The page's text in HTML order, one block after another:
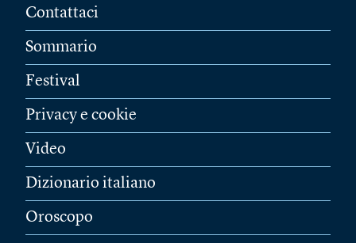
Contattaci
Sommario
Festival
Privacy e cookie
Video
Dizionario italiano
Oroscopo